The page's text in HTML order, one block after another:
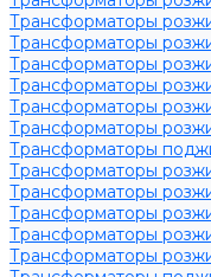
Трансформаторы
Трансформаторы
Трансформаторы
Трансформаторы
Трансформаторы
Трансформаторы
Трансформаторы
Трансформаторы
Трансформаторы
Трансформаторы
Трансформаторы
Трансформаторы